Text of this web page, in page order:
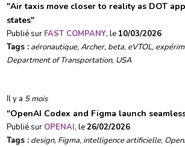
"Air taxis move closer to reality as DOT
states"
Publié sur FAST COMPANY, le 10/03/2026
Tags : aéronautique,Archer, beta, eVTOL,
Department of Transportation, USA
Il y a 5 mois
"OpenAI Codex and Figma launch
Publié sur OPENAI, le26/02/2026
Tags : design, Figma, intelligence artificielle,